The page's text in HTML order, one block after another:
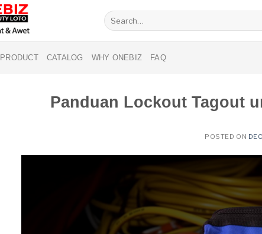
Search
for:
PRODUCT CATALOG WHY ONEBIZ FAQ
Panduan Lockout Tagout
POSTED ON